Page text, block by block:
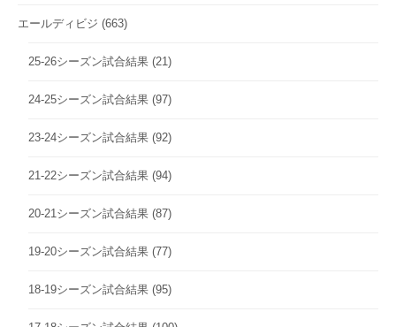
エールディビジ (663)
25-26シーズン試合結果 (21)
24-25シーズン試合結果 (97)
23-24シーズン試合結果 (92)
21-22シーズン試合結果 (94)
20-21シーズン試合結果 (87)
19-20シーズン試合結果 (77)
18-19シーズン試合結果 (95)